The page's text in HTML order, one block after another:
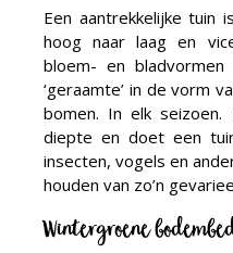
Een aantrekkelijke tuin
hoog naar laag en
bloem- en
‘geraamte’ in de vorm
bomen. In elk
diepte en doet een
insecten, vogels en
houden van zo’n
Wintergroene